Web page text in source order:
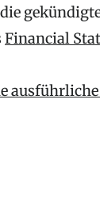
Financial